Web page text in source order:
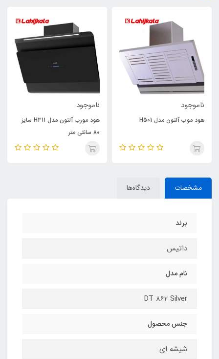
ناموجود
هود موب آلتون مدل H501
ناموجود
هود مورب آلتون مدل H311 سایز
80 سانتی متر
مشخصات دیدگاه‌ها
برند
داتیس
نام مدل
DT 862 Silver
جنس محصول
شیشه ای